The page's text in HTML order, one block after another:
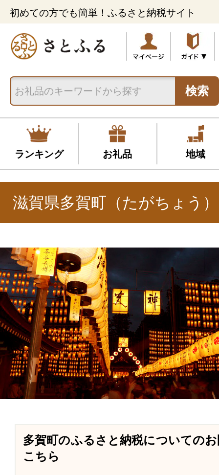
初めての方でも簡単！ふるさと納税サイト
検索
ランキング お礼品 地域
滋賀県多賀町（たがちょう）
多賀町のふるさと納税についての
こちら